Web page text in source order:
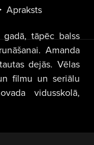
Apraksts
tāpēc balss
Amanda
dejās. Vēlas
filmu un seriālu
vidusskolā,